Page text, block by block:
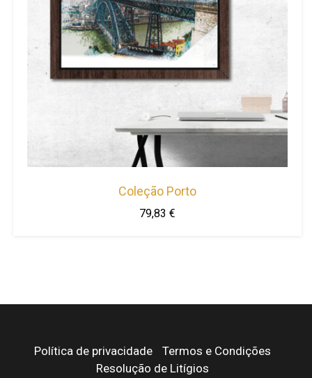
Coleção Porto
79,83€
options
Política de privacidade
Termos e Condições
Resolução de Litígios